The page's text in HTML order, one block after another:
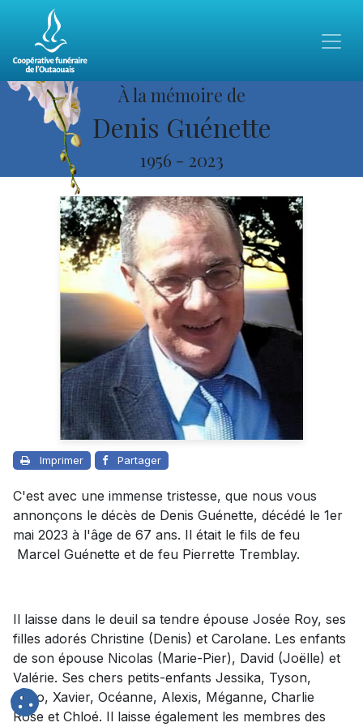
À la mémoire de
Denis Guénette
1956 - 2023
Imprimer Partager
C'est avec une immense tristesse, que nous vous
annonçons le décès de Denis Guénette, décédé le 1er
mai 2023 à l'âge de 67 ans. Il était le fils de feu
Marcel Guénette et de feu Pierrette Tremblay.
Il laisse dans le deuil sa tendre épouse Josée Roy, ses
filles adorés Christine (Denis) et Carolane. Les enfants
de son épouse Nicolas (Marie-Pier), David (Joëlle) et
Valérie. Ses chers petits-enfants Jessika, Tyson,
Enzo, Xavier, Océanne, Alexis, Méganne, Charlie
Rose et Chloé. Il laisse également les membres des